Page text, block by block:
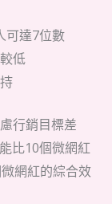
可達7位數
低
行銷目標差
比10個微網紅
網紅的綜合效